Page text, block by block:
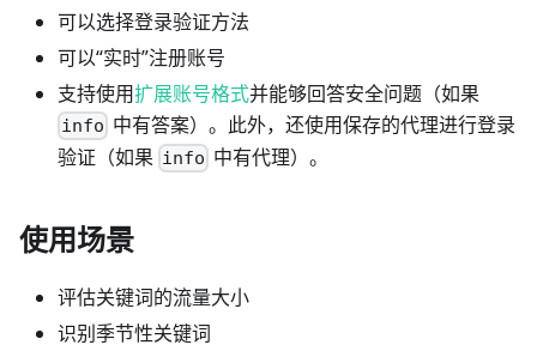
可以选择登录验证方法
可以“实时”注册账号
支持使用扩展账号格式并能够回答安全问题（如果
info 中有答案）。此外，还使用保存的代理进行登录
验证（如果 info 中有代理）。
使用场景
评估关键词的流量大小
识别季节性关键词